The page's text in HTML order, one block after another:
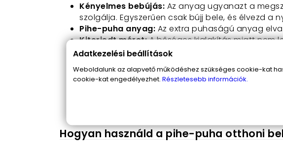
Kényelmes bebújás: Az anyag ugyanazt a
szolgálja. Egyszerűen csak bújj bele, és élvezd a
Pihe-puha anyag: Az extra puhaságú anyag
Kiterjedt méret:A bőséges kialakítás miatt nem
megfelelő mozgásteret biztosít.
szelek elleni védelem utolsó vonalát biztosítja.
Tágas zseb:Praktikus tárolóhely minden
Teljes mértékben mosható
Hogyan használd a pihe-puha otthoni
Adatkezelési beállítások
Weboldalunk az alapvető működéshez szükséges cookie-kat
cookie-kat engedélyezhet. Részletesebb információk.